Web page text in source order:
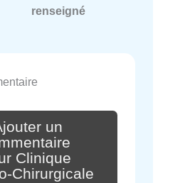
renseigné
un
Clinique
Chirurgicale